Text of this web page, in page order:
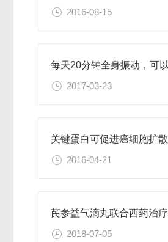
2016-08-15
2017-03-23
关键蛋白可促进癌细胞扩散
2016-04-21
2018-07-05